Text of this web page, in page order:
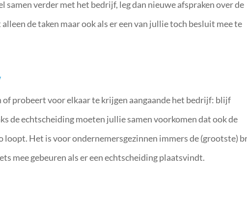
samen verder met het bedrijf, leg dan nieuwe afspraken over de
de taken maar ook als er een van jullie toch besluit mee te
of probeert voor elkaar te krijgen aangaande het bedrijf: blijf
de echtscheiding moeten jullie samen voorkomen dat ook de
loopt. Het is voor ondernemersgezinnen immers de (grootste)
mee gebeuren als er een echtscheiding plaatsvindt.